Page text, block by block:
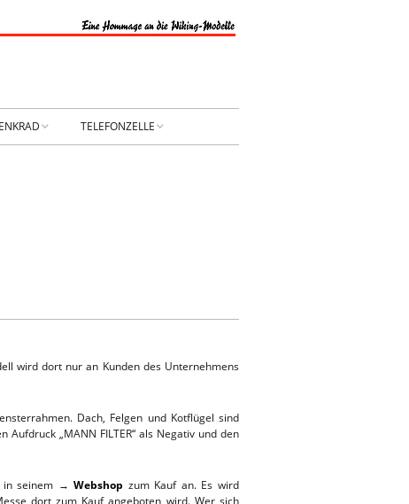
TELEFONZELLE
KONTAKT
wird dort nur an Kunden des Unternehmens
Dach, Felgen und Kotflügel sind
„MANN FILTER“ als Negativ und den
in seinem →Webshop zum Kauf an. Es wird
dort zum Kauf angeboten wird. Wer sich